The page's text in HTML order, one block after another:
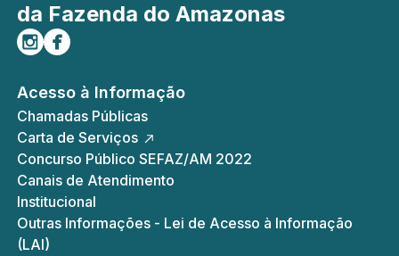
da Fazenda do Amazonas
Siga-nos no Instagram
Curta-nos no Facebook
Acesso à Informação
Chamadas Públicas
Carta de Serviços
Concurso Público SEFAZ/AM 2022
Canais de Atendimento
Institucional
Outras Informações - Lei de Acesso à Informação
(LAI)